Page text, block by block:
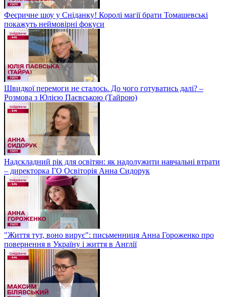
Феєричне шоу у Сніданку! Королі магії брати Томашевські
покажуть неймовірні фокуси
Швидкої перемоги не сталось. До чого готуватись далі? –
Розмова з Юлією Паєвською (Тайрою)
Надскладний рік для освітян: як надолужити навчальні втрати
– директорка ГО Освіторія Анна Сидорук
"Життя тут, воно вирує": письменниця Анна Гороженко про
повернення в Україну і життя в Англії